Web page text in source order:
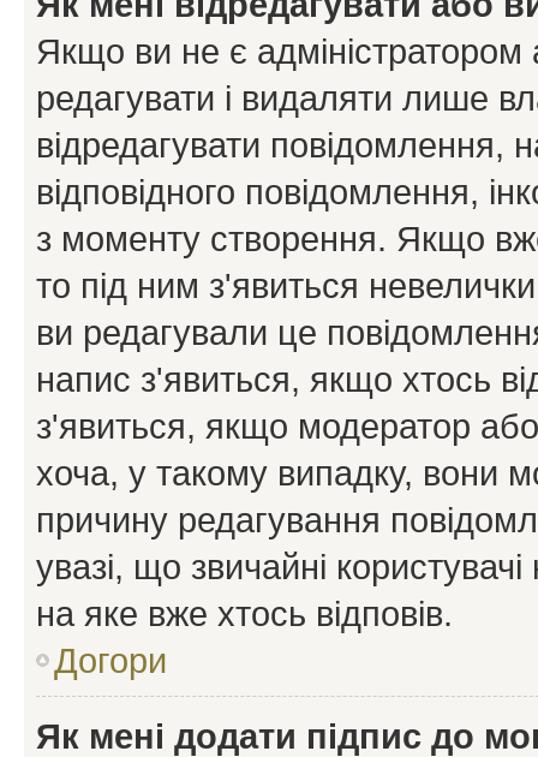
Якщо ви не є
редагувати і видаляти лише
відредагувати повідомлення,
відповідного повідомлення,
з моменту створення. Якщо
то під ним з'явиться
ви редагували це
напис з'явиться, якщо хтось
з'явиться, якщо модератор
хоча, у такому випадку, вони
причину редагування
увазі, що звичайні
на яке вже хтось відповів.
Догори
Як мені додати підпис до